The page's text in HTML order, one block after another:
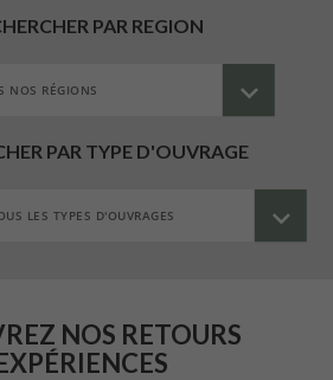
PAR REGION
PAR TYPE D'OUVRAGE
NOS RETOURS